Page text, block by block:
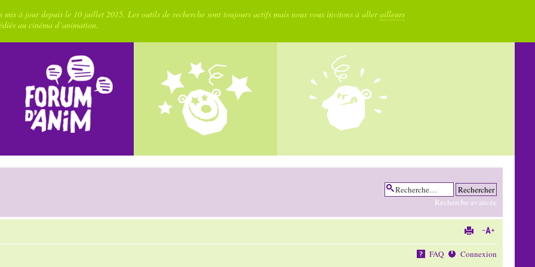
mis à jour depuis le 10 juillet 2015. Les outils de recherche sont toujours actifs mais nous vous invitons à allerailleurs
au cinéma d’animation.
Recherche avancée
FAQ Connexion